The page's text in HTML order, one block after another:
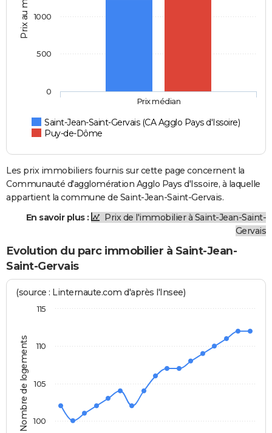
Prix au m2
Saint-Jean-Saint-Gervais (CA Agglo Pays d'Issoire)
Puy-de-Dôme
Prix médian
0
500
1000
Les prix immobiliers fournis sur cette page concernent la
Communauté d'agglomération Agglo Pays d'Issoire, à laquelle
appartient la commune de Saint-Jean-Saint-Gervais.
En savoir plus :
Prix de l'immobilier à Saint-Jean-Saint-
Gervais
Evolution du parc immobilier à Saint-Jean-
Saint-Gervais
Nombre de logements
(source : Linternaute.com d'après l'Insee)
100
105
110
115